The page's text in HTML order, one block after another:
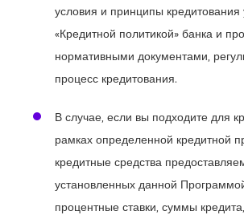
условия и принципы кредитования
«Кредитной политикой» банка и
нормативными документами,
процесс кредитования.
В случае, если вы подходите для
рамках определенной кредитной
кредитные средства
установленных данной
процентные ставки, суммы